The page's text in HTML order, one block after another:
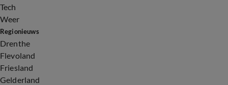
Tech
Weer
Regionieuws
Drenthe
Flevoland
Friesland
Gelderland